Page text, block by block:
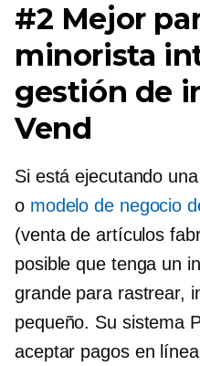
#2 Mejor
minorista
gestión de
Vend
Si está ejecutando
o modelo de negocio
(venta de artículos
posible que tenga un
grande para rastrear,
pequeño. Su sistema
aceptar pagos en